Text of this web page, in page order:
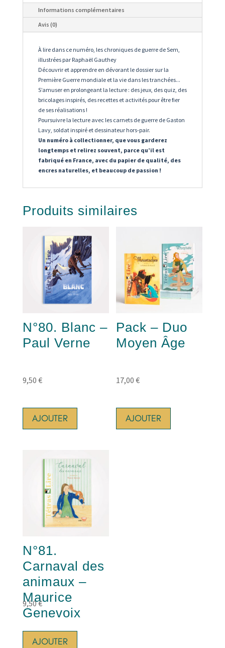
Informations complémentaires
Avis (0)
À lire dans ce numéro, les chroniques de guerre de Sem,
illustrées par Raphaël Gauthey
Découvrir et apprendre en dévorant le dossier sur la
Première Guerre mondiale et la vie dans les tranchées...
S’amuser en prolongeant la lecture : des jeux, des quiz, des
bricolages inspirés, des recettes et activités pour être fier
de ses réalisations !
Poursuivre la lecture avec les carnets de guerre de Gaston
Lavy, soldat inspiré et dessinateur hors-pair.
Un numéro à collectionner, que vous garderez
longtemps et relirez souvent, parce qu’il est
fabriqué en France, avec du papier de qualité, des
encres naturelles, et beaucoup de passion !
Produits similaires
N°80. Blanc –
Paul Verne
9,50 €
AJOUTER
Pack – Duo
Moyen Âge
17,00€
AJOUTER
N°81.
Carnaval des
animaux –
Maurice
Genevoix
9,50€
AJOUTER